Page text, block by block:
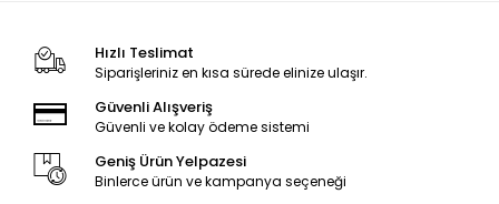
Hızlı Teslimat
Siparişleriniz en kısa sürede elinize ulaşır.
Güvenli Alışveriş
Güvenli ve kolay ödeme sistemi
Geniş Ürün Yelpazesi
Binlerce ürün ve kampanya seçeneği